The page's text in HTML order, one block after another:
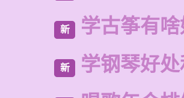
新 学古筝有
新 学钢琴好